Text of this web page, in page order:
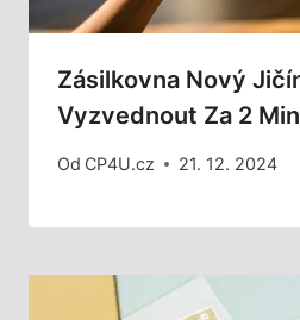
Zásilkovna Nový
Vyzvednout Za 2
Od CP4U.cz 21. 12. 2024